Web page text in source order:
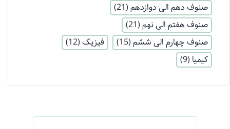
صنوف دهم الی دوازدهم (21)
صنوف هفتم الی نهم (21)
صنوف چهارم الی ششم (15) فیزیک (12)
کیمیا (9)